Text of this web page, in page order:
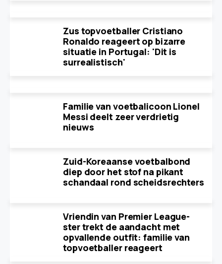
Zus topvoetballer Cristiano
Ronaldo reageert op bizarre
situatie in Portugal: 'Dit is
surrealistisch'
Familie van voetbalicoon Lionel
Messi deelt zeer verdrietig
nieuws
Zuid-Koreaanse voetbalbond
diep door het stof na pikant
schandaal rond scheidsrechters
Vriendin van Premier League-
ster trekt de aandacht met
opvallende outfit: familie van
topvoetballer reageert